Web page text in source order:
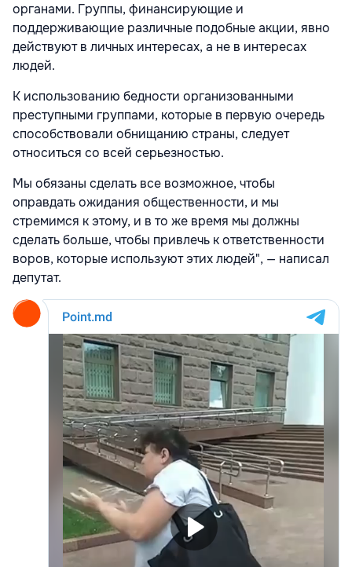
органами. Группы, финансирующие и
поддерживающие различные подобные акции, явно
действуют в личных интересах, а не в интересах
людей.
К использованию бедности организованными
преступными группами, которые в первую очередь
способствовали обнищанию страны, следует
относиться со всей серьезностью.
Мы обязаны сделать все возможное, чтобы
оправдать ожидания общественности, и мы
стремимся к этому, и в то же время мы должны
сделать больше, чтобы привлечь к ответственности
воров, которые используют этих людей", — написал
депутат.